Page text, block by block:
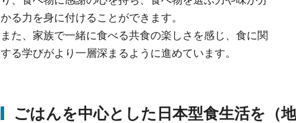
かる力を身に付けることができます。
また、家族で一緒に食べる共食の楽しさを感じ、食に関
する学びがより一層深まるように進めています。
ごはんを中心とした日本型食生活を（